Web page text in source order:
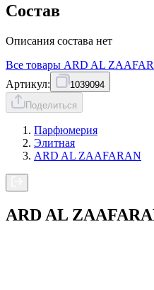
Состав
Описания состава нет
Все товары ARD AL
Артикул:
1039094
Поделиться
Парфюмерия
Элитная
ARD AL ZAAFARAN
ARD AL